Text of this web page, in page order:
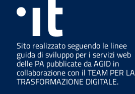
Sito realizzato seguendo le linee
guida di sviluppo per i servizi web
delle PA pubblicate da AGID in
collaborazione con il TEAM PER LA
TRASFORMAZIONE DIGITALE.